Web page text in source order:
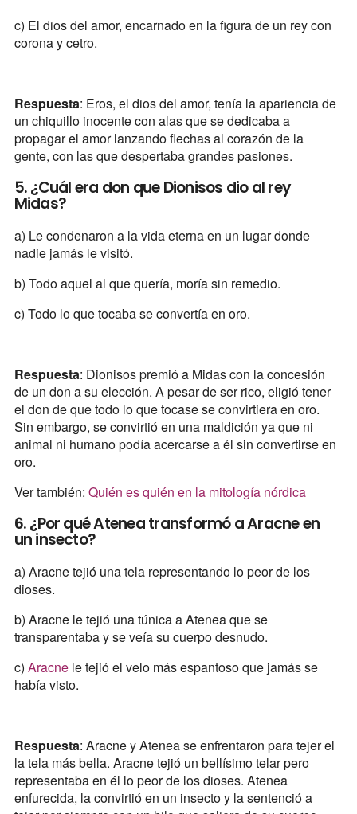
c) El dios del amor, encarnado en la figura de un rey con
corona y cetro.
Respuesta: Eros, el dios del amor, tenía la apariencia de
un chiquillo inocente con alas que se dedicaba a
propagar el amor lanzando flechas al corazón de la
gente, con las que despertaba grandes pasiones.
5. ¿Cuál era don que Dionisos dio al rey
Midas?
a) Le condenaron a la vida eterna en un lugar donde
nadie jamás le visitó.
b) Todo aquel al que quería, moría sin remedio.
c) Todo lo que tocaba se convertía en oro.
Respuesta: Dionisos premió a Midas con la concesión
de un don a su elección. A pesar de ser rico, eligió tener
el don de que todo lo que tocase se convirtiera en oro.
Sin embargo, se convirtió en una maldición ya que ni
animal ni humano podía acercarse a él sin convertirse en
oro.
Ver también: Quién es quién en la mitología nórdica
6. ¿Por qué Atenea transformó a Aracne en
un insecto?
a) Aracne tejió una tela representando lo peor de los
dioses.
b) Aracne le tejió una túnica a Atenea que se
transparentaba y se veía su cuerpo desnudo.
c) Aracnele tejió el velo más espantoso que jamás se
había visto.
Respuesta: Aracne y Atenea se enfrentaron para tejer el
la tela más bella. Aracne tejió un bellísimo telar pero
representaba en él lo peor de los dioses. Atenea
enfurecida, la convirtió en un insecto y la sentenció a